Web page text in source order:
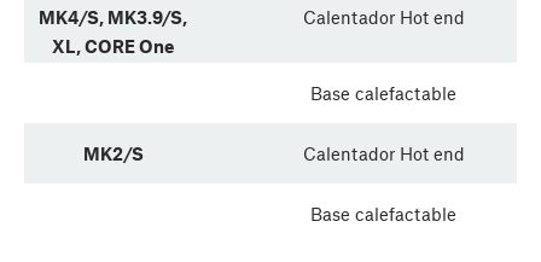
MK4/S, MK3.9/S,
XL, CORE One
Calentador Hot end
Base calefactable
MK2/S Calentador Hot end
Base calefactable